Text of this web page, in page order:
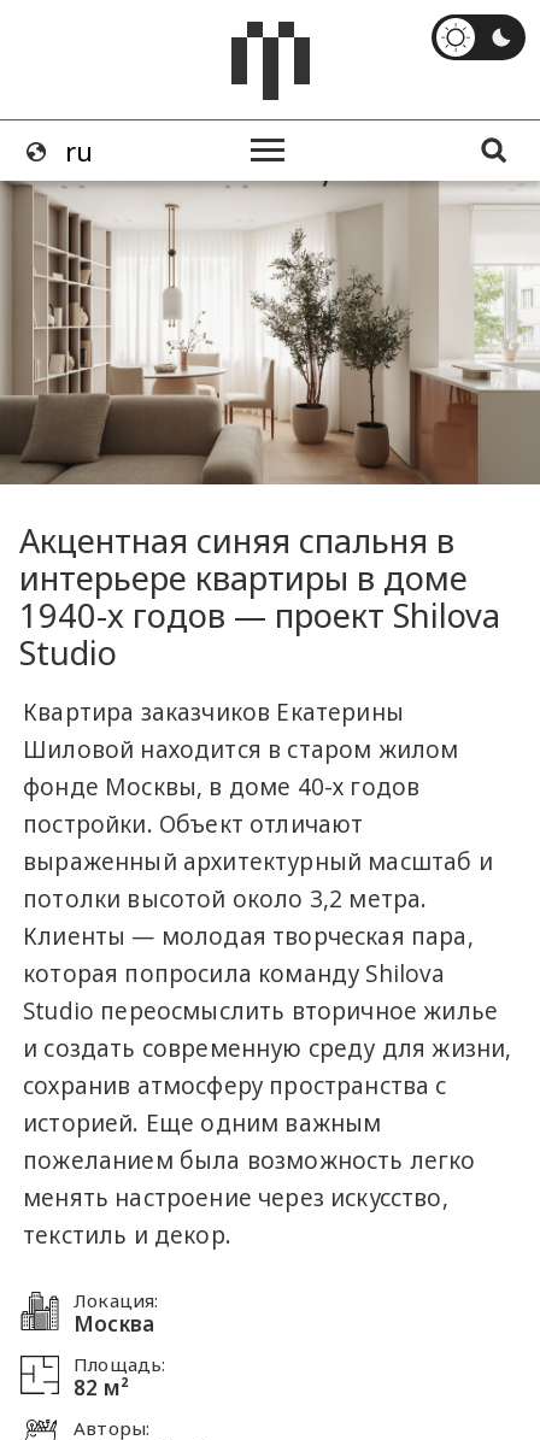
Акцентная синяя спальня в
интерьере квартиры в доме
1940-х годов — проект Shilova
Studio
Квартира заказчиков Екатерины
Шиловой находится в старом жилом
фонде Москвы, в доме 40-х годов
постройки. Объект отличают
выраженный архитектурный масштаб и
потолки высотой около 3,2 метра.
Клиенты — молодая творческая пара,
которая попросила команду Shilova
Studio переосмыслить вторичное жилье
и создать современную среду для жизни,
сохранив атмосферу пространства с
историей. Еще одним важным
пожеланием была возможность легко
менять настроение через искусство,
текстиль и декор.
Локация:
Москва
Площадь:
82 м²
Авторы: